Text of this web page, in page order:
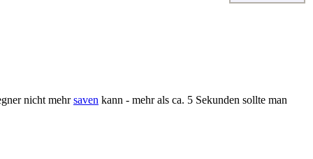
nicht mehrsaven kann - mehr als ca. 5 Sekunden sollte man